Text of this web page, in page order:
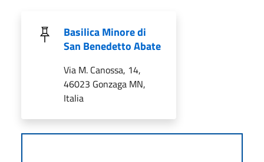
Basilica Minore di
San Benedetto Abate
Via M. Canossa, 14,
46023 Gonzaga MN,
Italia